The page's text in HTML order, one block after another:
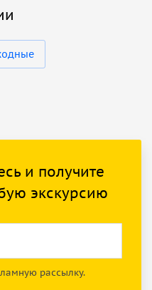
и получите
экскурсию
рассылку.